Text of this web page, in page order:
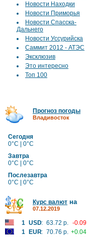
Новости Находки
Новости Приморья
Новости Спасска-
Дальнего
Новости Уссурийска
Саммит 2012 - АТЭС
Эксклюзив
Это интересно
Топ 100
Прогноз погоды
Владивосток
Сегодня
0°C | 0°C
Завтра
0°C | 0°C
Послезавтра
0°C | 0°C
Курс валют на
07.12.2019
1 USD: 63.72 р. -0.09
1
EUR: 70.76 р. +0.04